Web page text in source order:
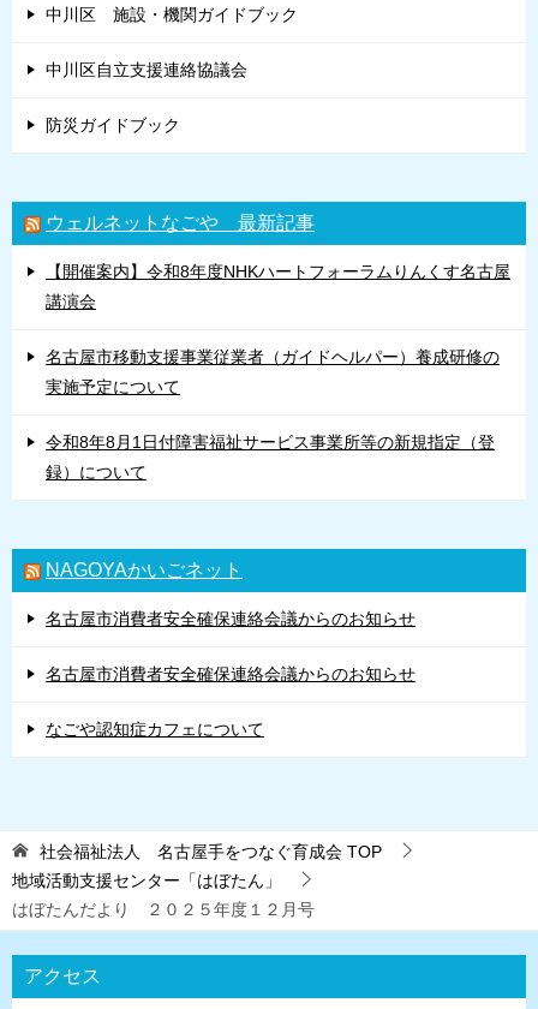
中川区 施設・機関ガイドブック
中川区自立支援連絡協議会
防災ガイドブック
ウェルネットなごや 最新記事
【開催案内】令和8年度NHKハートフォーラムりんくす名古屋
講演会
名古屋市移動支援事業従業者（ガイドヘルパー）養成研修の
実施予定について
令和8年8月1日付障害福祉サービス事業所等の新規指定（登
録）について
NAGOYAかいごネット
名古屋市消費者安全確保連絡会議からのお知らせ
名古屋市消費者安全確保連絡会議からのお知らせ
なごや認知症カフェについて
社会福祉法人 名古屋手をつなぐ育成会 TOP
地域活動支援センター「はぼたん」
はぼたんだより ２０２５年度１２月号
アクセス